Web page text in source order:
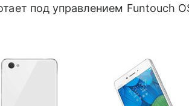
под управлением Funtouch